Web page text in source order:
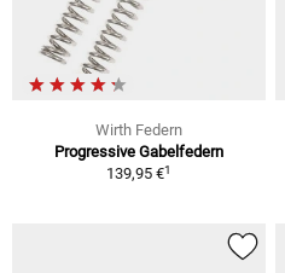
Wirth Federn
Progressive Gabelfedern
139,95 €1